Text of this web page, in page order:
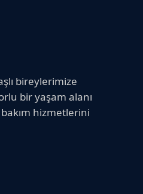
bireylerimize
bir yaşam alanı
hizmetlerini